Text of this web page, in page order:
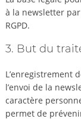
à la newsletter
RGPD.
3. But du
L’enregistrement
l’envoi de la
caractère
permet de